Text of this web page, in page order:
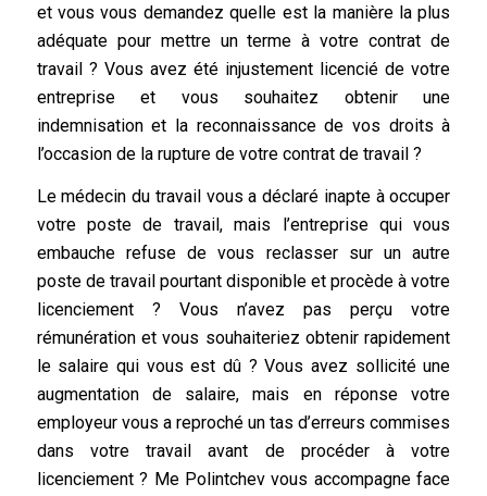
et vous vous demandez quelle est la manière la plus
adéquate pour mettre un terme à votre contrat de
travail ? Vous avez été injustement licencié de votre
entreprise et vous souhaitez obtenir une
indemnisation et la reconnaissance de vos droits à
l’occasion de la rupture de votre contrat de travail ?
Le médecin du travail vous a déclaré inapte à occuper
votre poste de travail, mais l’entreprise qui vous
embauche refuse de vous reclasser sur un autre
poste de travail pourtant disponible et procède à votre
licenciement ? Vous n’avez pas perçu votre
rémunération et vous souhaiteriez obtenir rapidement
le salaire qui vous est dû ? Vous avez sollicité une
augmentation de salaire, mais en réponse votre
employeur vous a reproché un tas d’erreurs commises
dans votre travail avant de procéder à votre
licenciement ? Me Polintchev vous accompagne face